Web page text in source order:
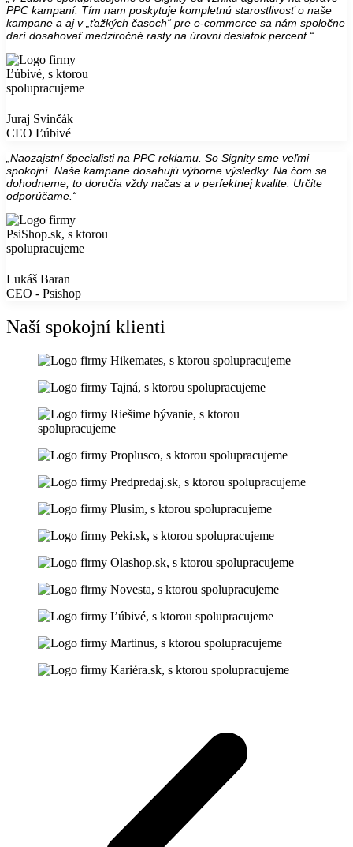
PPC kampaní. Tím nam poskytuje kompletnú starostlivosť o naše
kampane a aj v „ťažkých časoch“ pre e-commerce sa nám spoločne
darí dosahovať medziročné rasty na úrovni desiatok percent.“
Juraj Svinčák
CEO Ľúbivé
„Naozajstní špecialisti na PPC reklamu. So Signity sme veľmi
spokojní. Naše kampane dosahujú výborne výsledky. Na čom sa
dohodneme, to doručia vždy načas a v perfektnej kvalite. Určite
odporúčame.“
Lukáš Baran
CEO - Psishop
Naší spokojní klienti